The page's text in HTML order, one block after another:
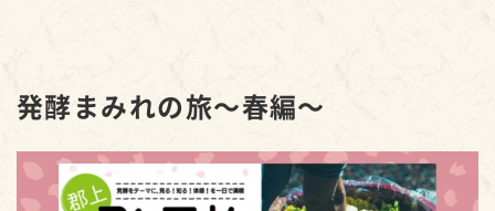
発酵まみれの旅〜春編〜